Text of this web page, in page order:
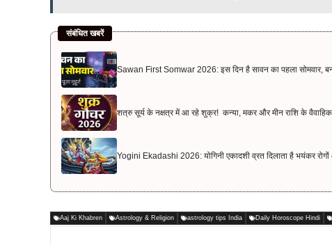
संबंधित खबरें
Sawan First Somwar 2026: इस दिन है सावन का पहला सोमवार,
शत्रु सूर्य के नक्षत्र में आ रहे शुक्र! कन्या, मकर और मीन राशि के
Yogini Ekadashi 2026: योगिनी एकादशी व्रत दिलाता है भयंकर
Aaj Ki Khabren Astrology & Religion astrology tips India Daily Horoscope Hindi